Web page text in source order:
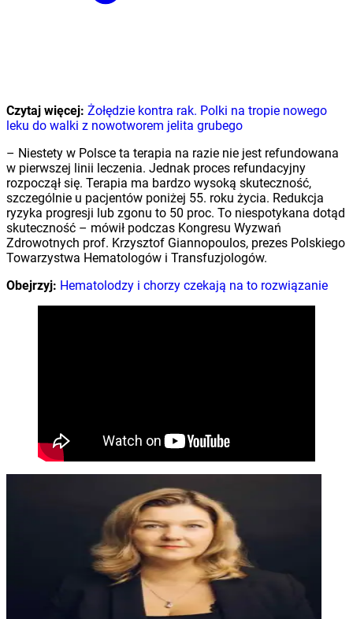
Czytaj więcej: Żołędzie kontra rak. Polki na tropie nowego
leku do walki z nowotworem jelita grubego
– Niestety w Polsce ta terapia na razie nie jest refundowana
w pierwszej linii leczenia. Jednak proces refundacyjny
rozpoczął się. Terapia ma bardzo wysoką skuteczność,
szczególnie u pacjentów poniżej 55. roku życia. Redukcja
ryzyka progresji lub zgonu to 50 proc. To niespotykana dotąd
skuteczność – mówił podczas Kongresu Wyzwań
Zdrowotnych prof. Krzysztof Giannopoulos, prezes Polskiego
Towarzystwa Hematologów i Transfuzjologów.
Obejrzyj: Hematolodzy i chorzy czekają na to rozwiązanie